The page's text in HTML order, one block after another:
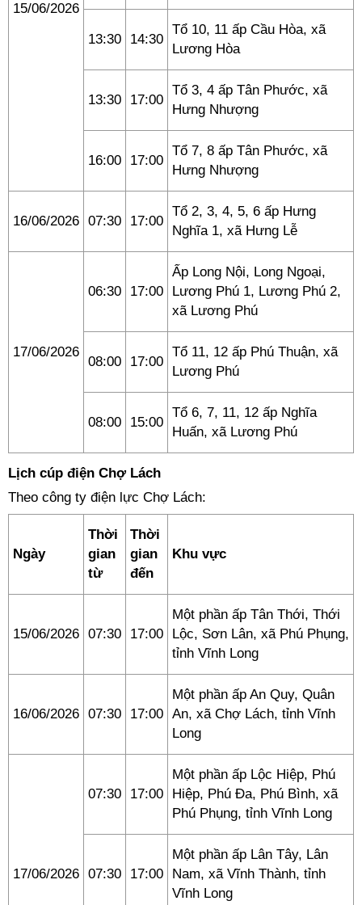
15/06/2026
13:30
14:30
Tổ 10, 11 ấp Cầu Hòa, xã
Lương Hòa
13:30 17:00
Tổ 3, 4 ấp Tân Phước, xã
Hưng Nhượng
16:00 17:00
Tổ 7, 8 ấp Tân Phước, xã
Hưng Nhượng
16/06/2026 07:30 17:00
Tổ 2, 3, 4, 5, 6 ấp Hưng
Nghĩa 1, xã Hưng Lễ
17/06/2026
06:30 17:00
Ấp Long Nội, Long Ngoại,
Lương Phú 1, Lương Phú 2,
xã Lương Phú
08:00 17:00
Tổ 11, 12 ấp Phú Thuận, xã
Lương Phú
08:00 15:00
Tổ 6, 7, 11, 12 ấp Nghĩa
Huấn, xã Lương Phú
Lịch cúp điện Chợ Lách
Theo công ty điện lực Chợ Lách:
Ngày
Thời
gian
từ
Thời
gian
đến
Khu vực
15/06/2026 07:30 17:00
Một phần ấp Tân Thới, Thới
Lộc, Sơn Lân, xã Phú Phụng,
tỉnh Vĩnh Long
16/06/2026 07:30 17:00
Một phần ấp An Quy, Quân
An, xã Chợ Lách, tỉnh Vĩnh
Long
17/06/2026
07:30 17:00
Một phần ấp Lộc Hiệp, Phú
Hiệp, Phú Đa, Phú Bình, xã
Phú Phụng, tỉnh Vĩnh Long
07:30 17:00
Một phần ấp Lân Tây, Lân
Nam, xã Vĩnh Thành, tỉnh
Vĩnh Long